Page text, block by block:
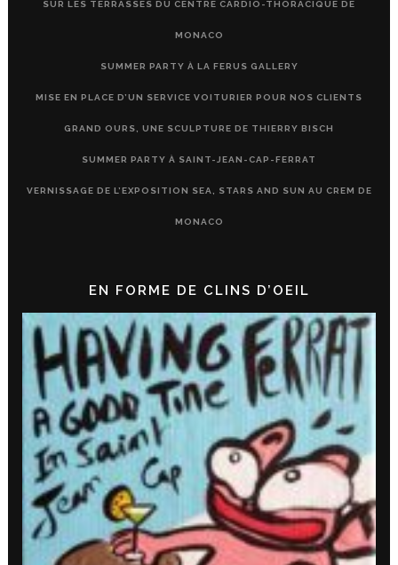
SUR LES TERRASSES DU CENTRE CARDIO-THORACIQUE DE
MONACO
SUMMER PARTY À LA FERUS GALLERY
MISE EN PLACE D’UN SERVICE VOITURIER POUR NOS CLIENTS
GRAND OURS, UNE SCULPTURE DE THIERRY BISCH
SUMMER PARTY À SAINT-JEAN-CAP-FERRAT
VERNISSAGE DE L’EXPOSITION SEA, STARS AND SUN AU CREM DE
MONACO
EN FORME DE CLINS D’OEIL